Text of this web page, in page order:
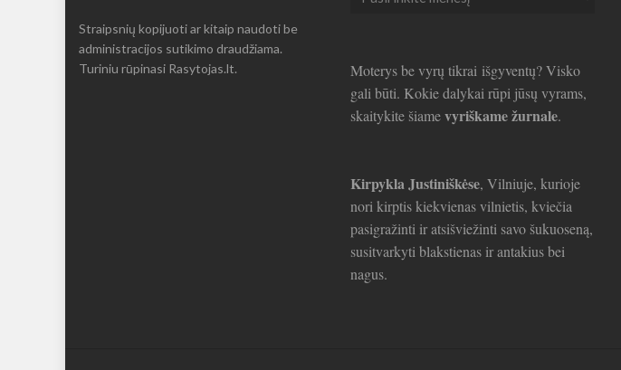
Straipsnių kopijuoti ar kitaip naudoti be
administracijos sutikimo draudžiama.
Turiniu rūpinasi Rasytojas.lt.
Moterys be vyrų tikrai išgyventų? Visko
gali būti. Kokie dalykai rūpi jūsų vyrams,
skaitykite šiamevyriškame žurnale.
Kirpykla Justiniškėse, Vilniuje, kurioje
nori kirptis kiekvienas vilnietis, kviečia
pasigražinti ir atsišviežinti savo šukuoseną,
susitvarkyti blakstienas ir antakius bei
nagus.